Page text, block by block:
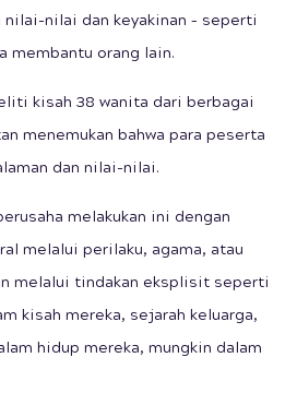
nilai-nilai dan keyakinan – seperti
membantu orang lain.
kisah 38 wanita dari berbagai
menemukan bahwa para peserta
dan nilai-nilai.
melakukan ini dengan
melalui perilaku, agama, atau
melalui tindakan eksplisit seperti
kisah mereka, sejarah keluarga,
hidup mereka, mungkin dalam